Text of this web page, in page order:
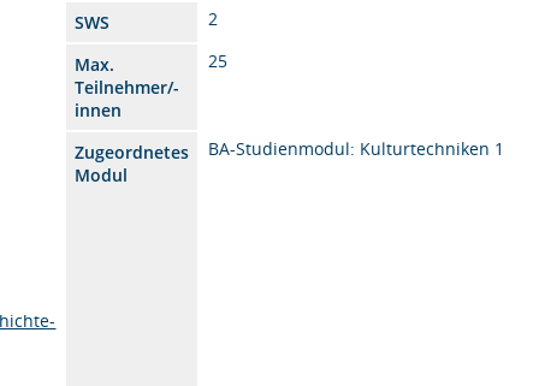
SWS
2
Max.
Teilnehmer/-
innen
25
Zugeordnetes
Modul
BA-Studienmodul: Kulturtechniken 1